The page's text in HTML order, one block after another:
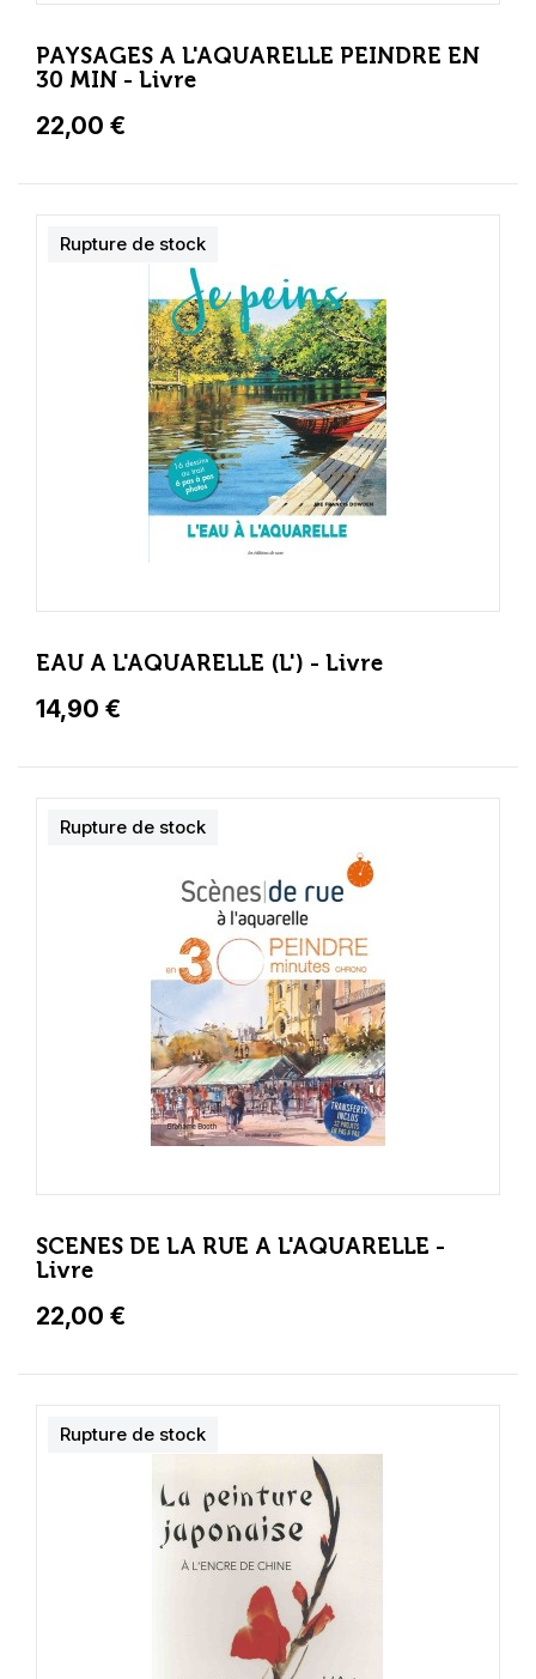
PAYSAGES A L'AQUARELLE PEINDRE EN
30 MIN - Livre
22,00 €
EAU A L'AQUARELLE (L') - Livre
14,90 €
Rupture de stock
SCENES DE LA RUE A L'AQUARELLE -
Livre
22,00 €
Rupture de stock
Rupture de stock